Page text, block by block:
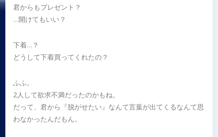
君からもプレゼント？
…開けてもいい？
下着…？
どうして下着買ってくれたの？
ふふ。
2人して欲求不満だったのかもね。
だって、君から『脱がせたい』なんて言葉が出てくるなんて思
わなかったんだもん。